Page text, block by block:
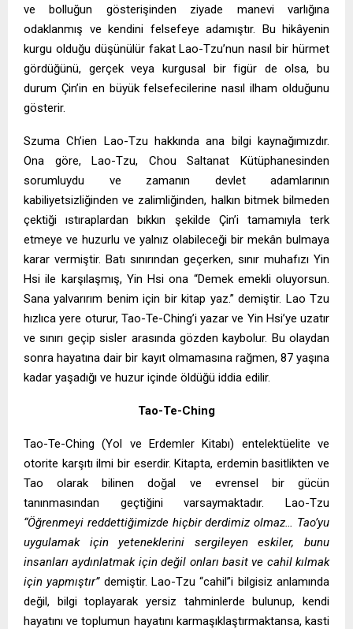
ve bolluğun gösterişinden ziyade manevi varlığına
odaklanmış ve kendini felsefeye adamıştır. Bu hikâyenin
kurgu olduğu düşünülür fakat Lao-Tzu’nun nasıl bir hürmet
gördüğünü, gerçek veya kurgusal bir figür de olsa, bu
durum Çin’in en büyük felsefecilerine nasıl ilham olduğunu
gösterir.
Szuma Ch’ien Lao-Tzu hakkında ana bilgi kaynağımızdır.
Ona göre, Lao-Tzu, Chou Saltanat Kütüphanesinden
sorumluydu ve zamanın devlet adamlarının
kabiliyetsizliğinden ve zalimliğinden, halkın bitmek bilmeden
çektiği ıstıraplardan bıkkın şekilde Çin’i tamamıyla terk
etmeye ve huzurlu ve yalnız olabileceği bir mekân bulmaya
karar vermiştir. Batı sınırından geçerken, sınır muhafızı Yin
Hsi ile karşılaşmış, Yin Hsi ona “Demek emekli oluyorsun.
Sana yalvarırım benim için bir kitap yaz.” demiştir. Lao Tzu
hızlıca yere oturur, Tao-Te-Ching’i yazar ve Yin Hsi’ye uzatır
ve sınırı geçip sisler arasında gözden kaybolur. Bu olaydan
sonra hayatına dair bir kayıt olmamasına rağmen, 87 yaşına
kadar yaşadığı ve huzur içinde öldüğü iddia edilir.
Tao-Te-Ching
Tao-Te-Ching (Yol ve Erdemler Kitabı) entelektüelite ve
otorite karşıtı ilmi bir eserdir. Kitapta, erdemin basitlikten ve
Tao olarak bilinen doğal ve evrensel bir gücün
tanınmasından geçtiğini varsaymaktadır. Lao-Tzu
“Öğrenmeyi reddettiğimizde hiçbir derdimiz olmaz… Tao’yu
uygulamak için yeteneklerini sergileyen eskiler, bunu
insanları aydınlatmak için değil onları basit ve cahil kılmak
için yapmıştır”demiştir. Lao-Tzu “cahil”i bilgisiz anlamında
değil, bilgi toplayarak yersiz tahminlerde bulunup, kendi
hayatını ve toplumun hayatını karmaşıklaştırmaktansa, kasti